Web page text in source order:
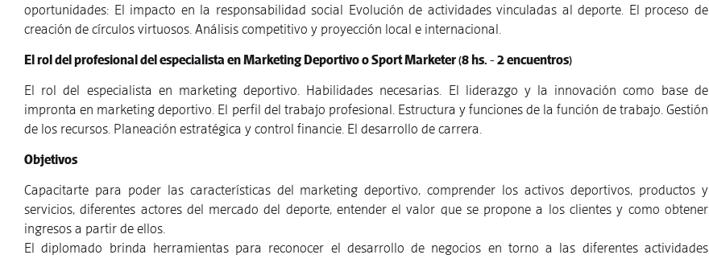
oportunidades: El impacto en la responsabilidad social Evolución de actividades vinculadas al deporte. El proceso de
creación de círculos virtuosos. Análisis competitivo y proyección local e internacional.
El rol del profesional del especialista en Marketing Deportivo o Sport Marketer(8 hs. - 2 encuentros)
El rol del especialista en marketing deportivo. Habilidades necesarias. El liderazgo y la innovación como base de
impronta en marketing deportivo. El perfil del trabajo profesional. Estructura y funciones de la función de trabajo. Gestión
de los recursos. Planeación estratégica y control financie. El desarrollo de carrera.
Objetivos
Capacitarte para poder las características del marketing deportivo, comprender los activos deportivos, productos y
servicios, diferentes actores del mercado del deporte, entender el valor que se propone a los clientes y como obtener
ingresos a partir de ellos.
El diplomado brinda herramientas para reconocer el desarrollo de negocios en torno a las diferentes actividades